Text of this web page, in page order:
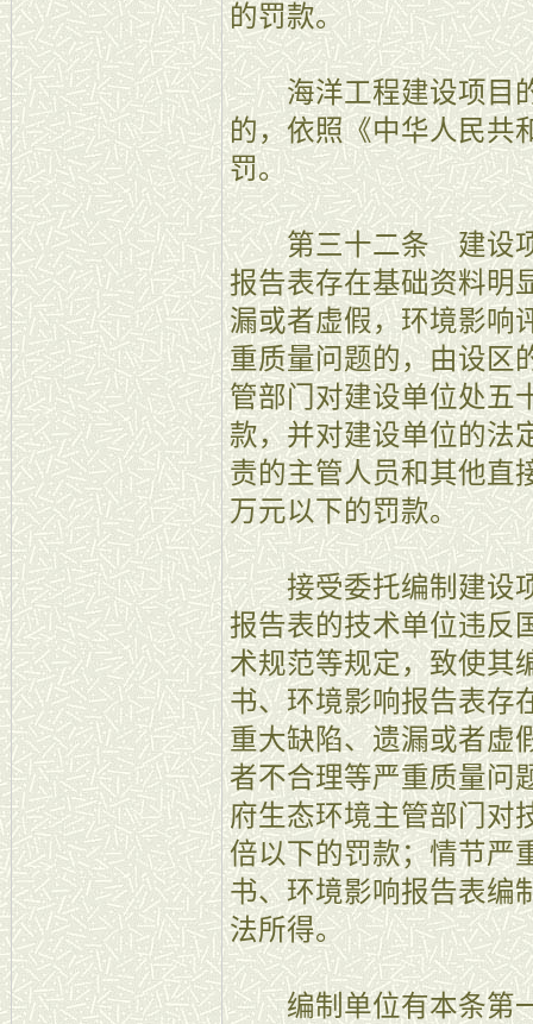
的罚款。
海洋工程建设项目的
的，依照《中华人民共
罚。
第三十二条 建设项
报告表存在基础资料明
漏或者虚假，环境影响
重质量问题的，由设区
管部门对建设单位处五
款，并对建设单位的法
责的主管人员和其他直
万元以下的罚款。
接受委托编制建设项
报告表的技术单位违反
术规范等规定，致使其
书、环境影响报告表存
重大缺陷、遗漏或者虚
者不合理等严重质量问
府生态环境主管部门对
倍以下的罚款；情节严
书、环境影响报告表编
法所得。
编制单位有本条第一